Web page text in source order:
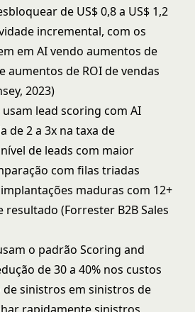
de US$ 0,8 a US$ 1,2
incremental, com os
em AI vendo aumentos de
aumentos de ROI de vendas
2023)
usam lead scoring com AI
de 2 a 3x na taxa de
de leads com maior
com filas triadas
maduras com 12+
resultado (Forrester B2B Sales
o padrão Scoring and
de 30 a 40% nos custos
sinistros em sinistros de